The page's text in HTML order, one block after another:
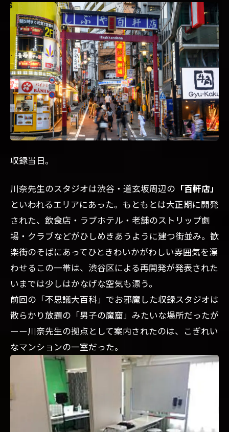
はな
ぜ
「紫
色」
なの
か
収録当日。
川奈先生のスタジオは渋谷・道玄坂周辺の 「百軒店」
といわれるエリアにあった。もともとは大正期に開発
された、飲食店・ラブホテル・老舗のストリップ劇
場・クラブなどがひしめきあうように建つ街並み。歓
楽街のそばにあってひときわいかがわしい雰囲気を漂
わせるこの一帯は、渋谷区による再開発が発表された
いまでは少しはかなげな空気も漂う。
前回の「不思議大百科」でお邪魔した収録スタジオは
散らかり放題の「男子の魔窟」みたいな場所だったが
ーー川奈先生の拠点として案内されたのは、こぎれい
なマンションの一室だった。